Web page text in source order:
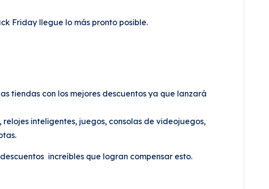
Friday llegue lo más pronto posible.
tiendas con los mejores descuentos ya que lanzará
inteligentes, juegos, consolas de videojuegos,
increíbles que logran compensar esto.